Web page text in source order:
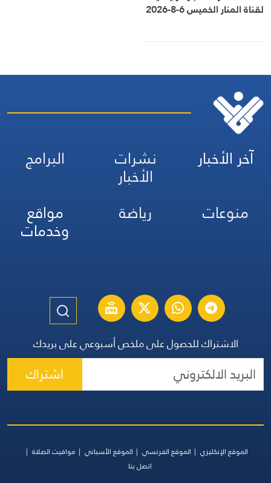
لقناة المنار الخميس 6-8-2026
آخر الأخبار نشرات
الأخبار
البرامج
منوعات
رياضة مواقع
وخدمات
الاشتراك للحصول على ملخص أسبوعي على بريدك
اشتراك
الموقع الإنكليزي الموقع الفرنسي الموقع الأسباني
مواقيت الصلاة
اتصل بنا